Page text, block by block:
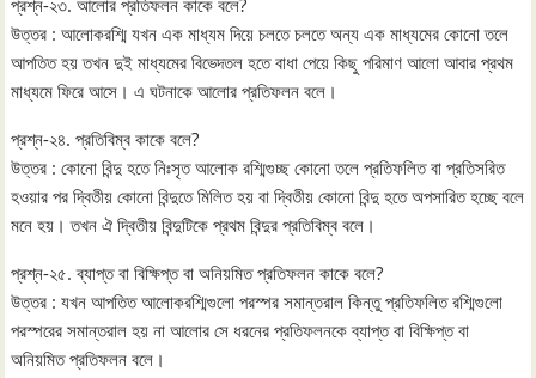
প্রশ্ন-২৩. আলোর প্রতিফলন কাকে বলে?
উত্তর : আলোকরশ্মি যখন এক মাধ্যম দিয়ে চলতে চলতে অন্য এক মাধ্যমের কোনো তলে
আপতিত হয় তখন দুই মাধ্যমের বিভেদতল হতে বাধা পেয়ে কিছু পরিমাণ আলো আবার প্রথম
মাধ্যমে ফিরে আসে। এ ঘটনাকে আলোর প্রতিফলন বলে।
প্রশ্ন-২৪. প্রতিবিম্ব কাকে বলে?
উত্তর : কোনো বিন্দু হতে নিঃসৃত আলোক রশ্মিগুচ্ছ কোনো তলে প্রতিফলিত বা প্রতিসরিত
হওয়ার পর দ্বিতীয় কোনো বিন্দুতে মিলিত হয় বা দ্বিতীয় কোনো বিন্দু হতে অপসারিত হচ্ছে বলে
মনে হয়। তখন ঐ দ্বিতীয় বিন্দুটিকে প্রথম বিন্দুর প্রতিবিম্ব বলে।
প্রশ্ন-২৫. ব্যাপ্ত বা বিক্ষিপ্ত বা অনিয়মিত প্রতিফলন কাকে বলে?
উত্তর : যখন আপতিত আলোকরশ্মিগুলো পরস্পর সমান্তরাল কিন্তু প্রতিফলিত রশ্মিগুলো
পরস্পরের সমান্তরাল হয় না আলোর সে ধরনের প্রতিফলনকে ব্যাপ্ত বা বিক্ষিপ্ত বা
অনিয়মিত প্রতিফলন বলে।